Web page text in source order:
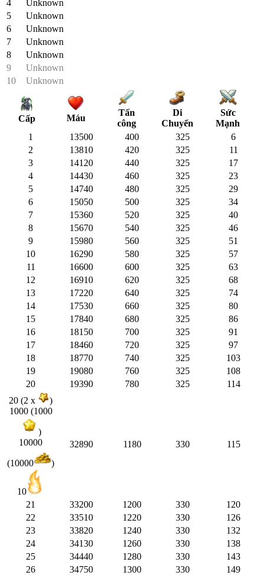
4
Unknown
5
Unknown
6
Unknown
7
Unknown
8
Unknown
9
Unknown
10
Unknown
Cấp Máu
Tấn
công
Di
Chuyển
Sức
Mạnh
1
13500 400 325
6
2
13810 420 325
11
3
14120 440 325
17
4
14430 460 325
23
5
14740 480 325
29
6
15050 500 325
34
7
15360 520 325
40
8
15670 540 325
46
9
15980 560 325
51
10
16290 580 325
57
11
16600 600 325
63
12
16910 620 325
68
13
17220 640 325
74
14
17530 660 325
80
15
17840 680 325
86
16
18150 700 325
91
17
18460 720 325
97
18
18770 740 325
103
19
19080 760 325
108
20
19390 780 325
114
20 (2 x
)
1000 (1000
)
10000
(10000 )
10
32890 1180 330 115
21 33200 1200 330
120
22
33510 1220 330
126
23
33820 1240 330
132
24
34130 1260 330
138
25
34440 1280 330
143
26
34750 1300 330
149